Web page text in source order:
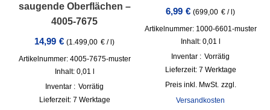
saugende Oberflächen –
4005-7675
14,99 € (1.499,00 € /l)
Artikelnummer: 4005-7675-muster
Inhalt: 0,01
Inventar : Vorrätig
Lieferzeit: 7 Werktage
6,99 € (699,00 € /l)
Artikelnummer: 1000-6601-muster
Inhalt: 0,01
Inventar : Vorrätig
Lieferzeit: 7 Werktage
inkl. MwSt. zzgl.
Versandkosten